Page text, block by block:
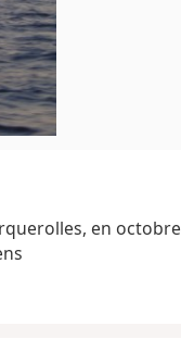
en octobre